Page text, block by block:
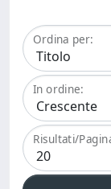
Ordina per:
In ordine:
Risultati/